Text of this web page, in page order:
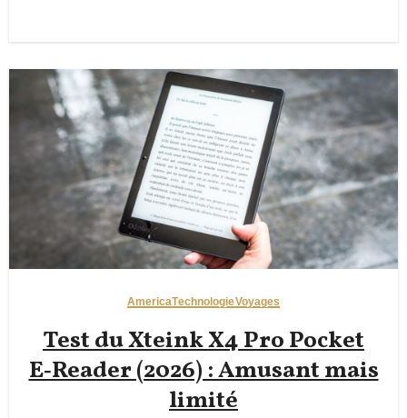
Compared
AmericaTechnologieVoyages
Test du Xteink X4 Pro Pocket
E‑Reader (2026) : Amusant mais
limité